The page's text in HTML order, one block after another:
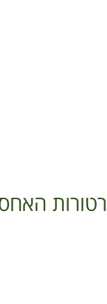
האחסון